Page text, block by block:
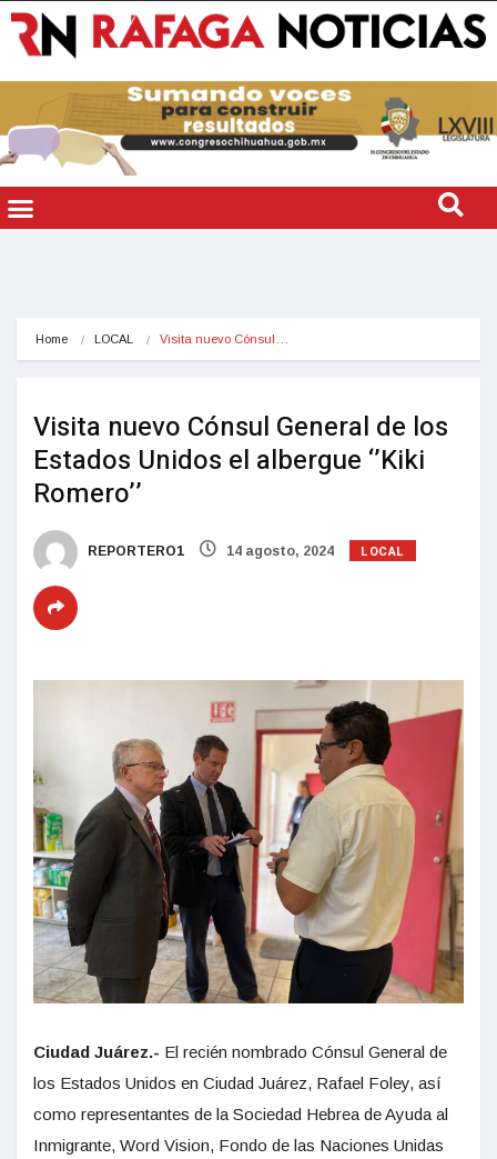
Home LOCAL Visita nuevo Cónsul…
Visita nuevo Cónsul General de los
Estados Unidos el albergue ‘’Kiki
Romero’’
REPORTERO1 14 agosto, 2024 LOCAL
Ciudad Juárez.- El recién nombrado Cónsul General de
los Estados Unidos en Ciudad Juárez, Rafael Foley, así
como representantes de la Sociedad Hebrea de Ayuda al
Inmigrante, Word Vision, Fondo de las Naciones Unidas